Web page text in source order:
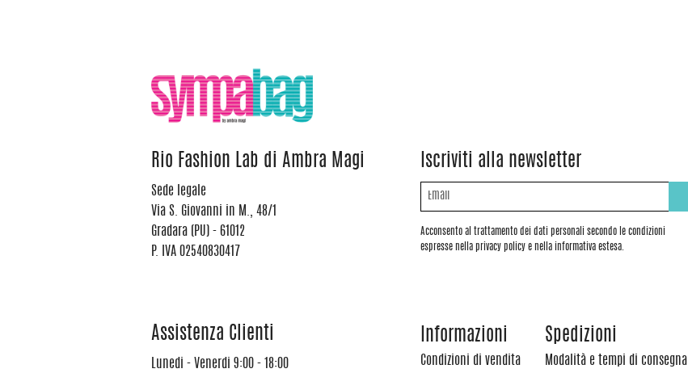
Rio Fashion Lab di Ambra Magi
Sede legale
Via S. Giovanni in M., 48/1
Gradara (PU) - 61012
P. IVA 02540830417
Iscriviti alla newsletter
Acconsento al trattamento dei dati personali secondo le condizioni
espresse nella privacy policy e nella informativa estesa.
Assistenza Clienti
Lunedi - Venerdi 9:00 - 18:00
Informazioni
Condizioni di vendita
Spedizioni
Modalità e tempi di consegna